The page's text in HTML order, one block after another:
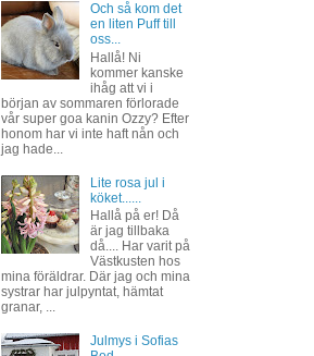
Och så kom det
en liten Puff till
oss...
Hallå! Ni
kommer kanske
ihåg att vi i
början av sommaren förlorade
vår super goa kanin Ozzy? Efter
honom har vi inte haft nån och
jag hade...
Lite rosa jul i
köket......
Hallå på er! Då
är jag tillbaka
då.... Har varit på
Västkusten hos
mina föräldrar. Där jag och mina
systrar har julpyntat, hämtat
granar, ...
Julmys i Sofias